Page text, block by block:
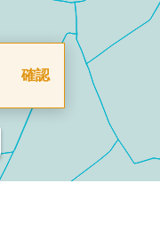
確認